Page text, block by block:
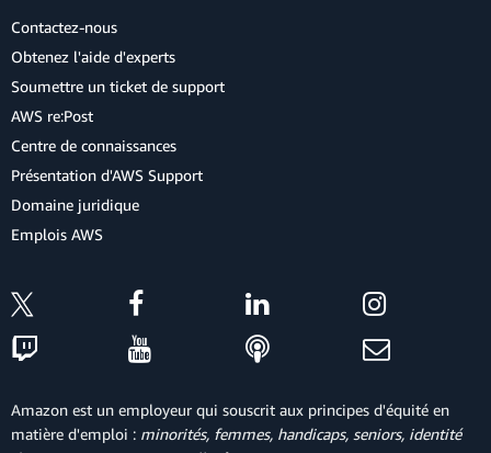
Contactez-nous
Obtenez l'aide d'experts
Soumettre un ticket de support
AWS re:Post
Centre de connaissances
Présentation d'AWS Support
Domaine juridique
Emplois AWS
Amazon est un employeur qui souscrit aux principes d'équité en
matière d'emploi : minorités, femmes, handicaps, seniors, identité